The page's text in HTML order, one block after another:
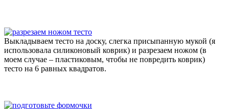
Выкладываем тесто на доску, слегка присыпанную мукой (я
использовала силиконовый коврик) и разрезаем ножом (в
моем случае – пластиковым, чтобы не повредить коврик)
тесто на 6 равных квадратов.